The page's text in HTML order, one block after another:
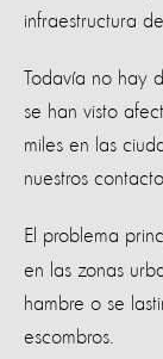
infraestructura
Todavía no hay
se han visto
miles en las
nuestros
El problema
en las zonas
hambre o se
escombros.